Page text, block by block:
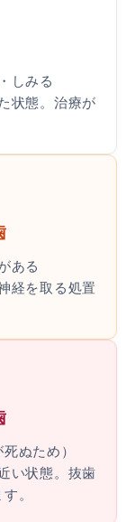
しみる
状態。治療が
ある
経を取る処置
ぬため）
い状態。抜歯
。